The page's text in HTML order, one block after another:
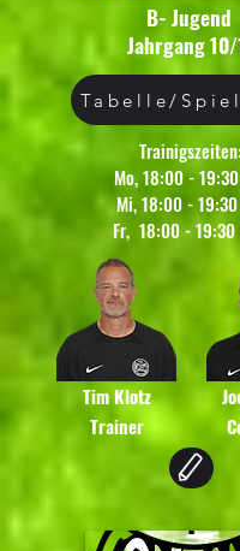
B- Jugend
Jahrgang 10/
Tabelle/
Trainigszeiten:
Mo, 18:00 -
Mi, 18:00 -
Fr, 18:00 - 19:30
Tim Klotz
Trainer